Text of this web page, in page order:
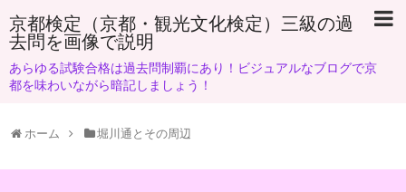
京都検定（京都・観光文化検定）三級の過
去問を画像で説明
あらゆる試験合格は過去問制覇にあり！ビジュアルなブログで京
都を味わいながら暗記しましょう！
ホーム 堀川通とその周辺